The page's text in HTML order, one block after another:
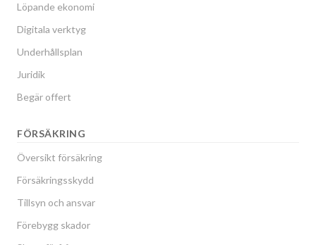
Löpande ekonomi
Digitala verktyg
Underhållsplan
Juridik
Begär offert
FÖRSÄKRING
Översikt försäkring
Försäkringsskydd
Tillsyn och ansvar
Förebygg skador